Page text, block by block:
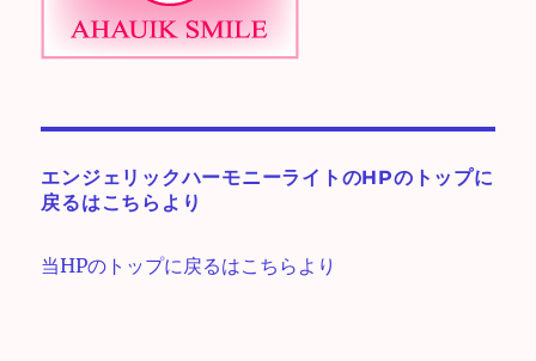
エンジェリックハーモニーライトのHPのトップに
戻るはこちらより
当HPのトップに戻るはこちらより